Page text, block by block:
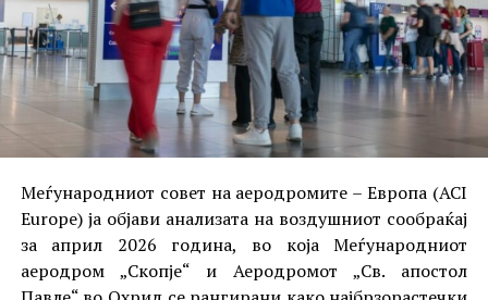
Меѓународниот совет на аеродромите – Европа (ACI
Europe) ја објави анализата на воздушниот сообраќај
за април 2026 година, во која Меѓународниот
аеродром „Скопје“ и Аеродромот „Св. апостол